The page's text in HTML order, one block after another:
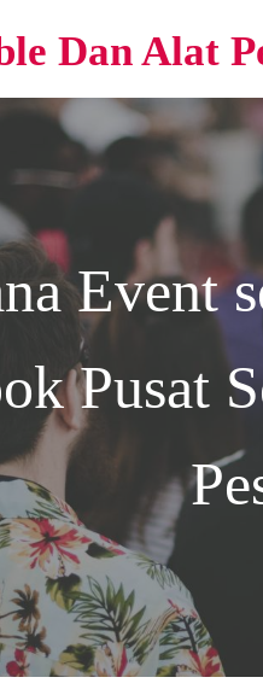
Dan Alat
Event
Pusat